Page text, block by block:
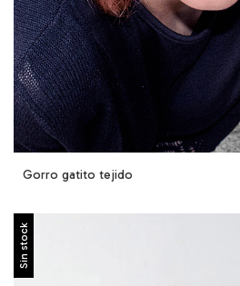
Gorro gatito tejido
Sin stock